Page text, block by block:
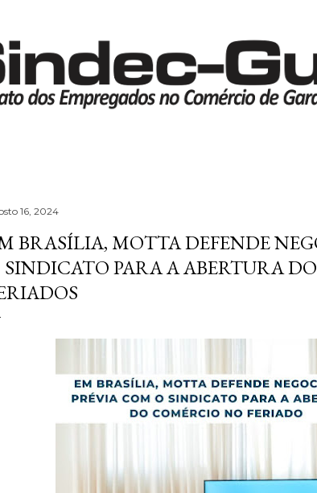
16, 2024
BRASÍLIA, MOTTA DEFENDE
SINDICATO PARA A ABERTURA